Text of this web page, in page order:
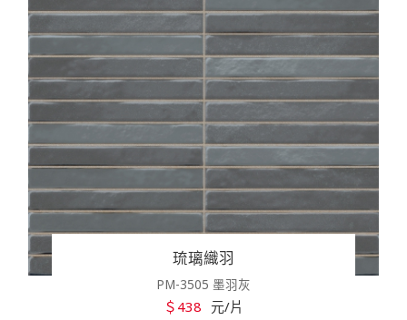
琉璃織羽
PM-3505 墨羽灰
＄438 元/片